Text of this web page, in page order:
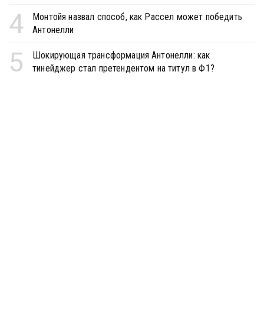
4
Монтойя назвал способ, как Рассел может победить
Антонелли
5
Шокирующая трансформация Антонелли: как
тинейджер стал претендентом на титул в Ф1?